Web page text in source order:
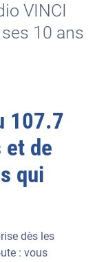
VINCI
10 ans
107.7
et de
qui
dès les
: vous